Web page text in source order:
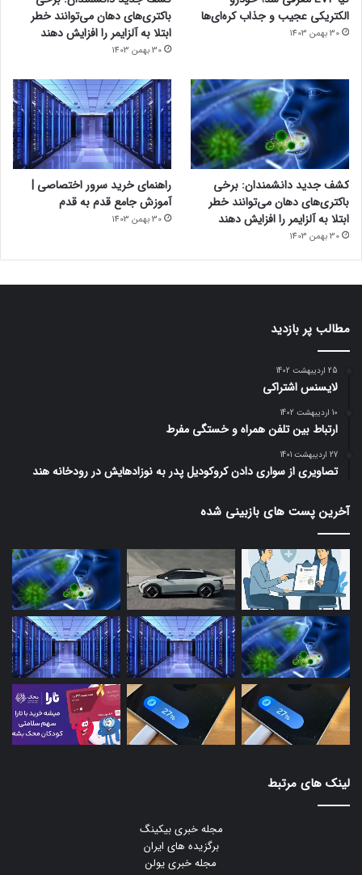
الکتریکی عجیب و جذاب کره‌ای‌ها
30 بهمن 1403
باکتری‌های دهان می‌توانند خطر
ابتلا به آلزایمر را افزایش دهند
30 بهمن 1403
کشف جدید دانشمندان: برخی
باکتری‌های دهان می‌توانند خطر
ابتلا به آلزایمر را افزایش دهند
30 بهمن 1403
راهنمای خرید سرور اختصاصی |
آموزش جامع قدم به قدم
30 بهمن 1403
مطالب پر بازدید
25 اردیبهشت 1402
لایسنس اشتراکی
10 اردیبهشت 1402
ارتباط بین تلفن همراه و خستگی مفرط
27 اردیبهشت 1401
تصاویری از سواری دادن کروکودیل پدر به نوزادهایش در رودخانه هند
آخرین پست های بازبینی شده
لینک های مرتبط
مجله خبری بیکینگ
برگزیده های ایران
مجله خبری یولن